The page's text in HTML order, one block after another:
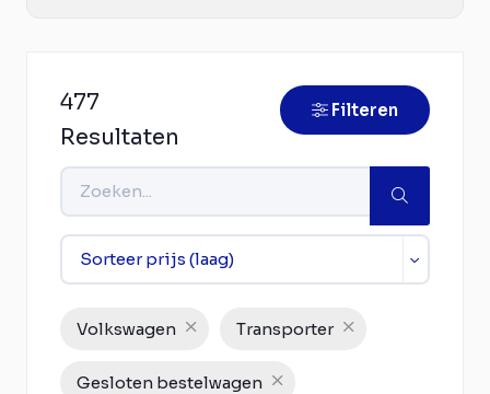
477
Resultaten
Filteren
Volkswagen Transporter
Gesloten bestelwagen